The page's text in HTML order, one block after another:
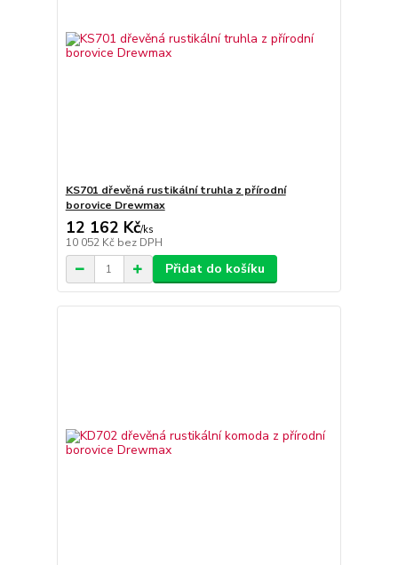
KS701 dřevěná rustikální truhla z přírodní
borovice Drewmax
12 162 Kč/ks
10 052 Kč bez DPH
Přidat do košíku